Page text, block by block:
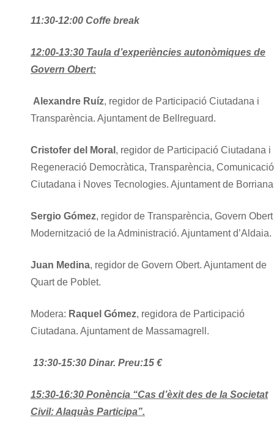
11:30-12:00 Coffe break
12:00-13:30 Taula d’experiències autonòmiques de
Govern Obert:
Alexandre Ruíz, regidor de Participació Ciutadana i
Transparència. Ajuntament de Bellreguard.
Cristofer del Moral , regidor de Participació Ciutadana i
Regeneració Democràtica, Transparència, Comunicació
Ciutadana i Noves Tecnologies. Ajuntament de
Sergio Gómez, regidor de Transparència, Govern
Modernització de la Administració. Ajuntament d’Aldaia.
Juan Medina, regidor de Govern Obert. Ajuntament de
Quart de Poblet.
Modera: Raquel Gómez, regidora de Participació
Ciutadana. Ajuntament de Massamagrell.
13:30-15:30 Dinar. Preu:15 €
15:30-16:30 Ponència “Cas d’èxit des de la Societat
Civil: Alaquàs Participa”.